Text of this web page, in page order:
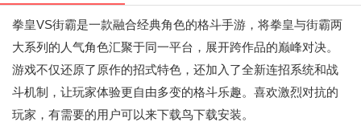
拳皇VS街霸是一款融合经典角色的格斗手游，将拳皇与街霸两
大系列的人气角色汇聚于同一平台，展开跨作品的巅峰对决。
游戏不仅还原了原作的招式特色，还加入了全新连招系统和战
斗机制，让玩家体验更自由多变的格斗乐趣。喜欢激烈对抗的
玩家，有需要的用户可以来下载鸟下载安装。